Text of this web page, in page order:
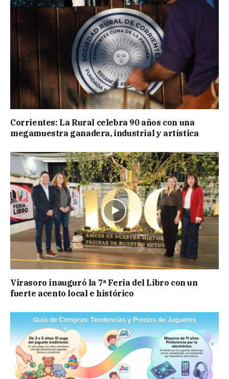
Corrientes: La Rural celebra 90 años con una
megamuestra ganadera, industrial y artística
Virasoro inauguró la 7ª Feria del Libro con un
fuerte acento local e histórico